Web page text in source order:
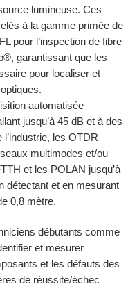
lumineuse. Ces
à la gamme primée de
pour l’inspection de fibre
garantissant que les
pour localiser et
automatisée
jusqu’à 45 dB et à des
les OTDR
multimodes et/ou
et les POLAN jusqu’à
détectant et en mesurant
0,8 mètre.
débutants comme
et mesurer
et les défauts des
de réussite/échec